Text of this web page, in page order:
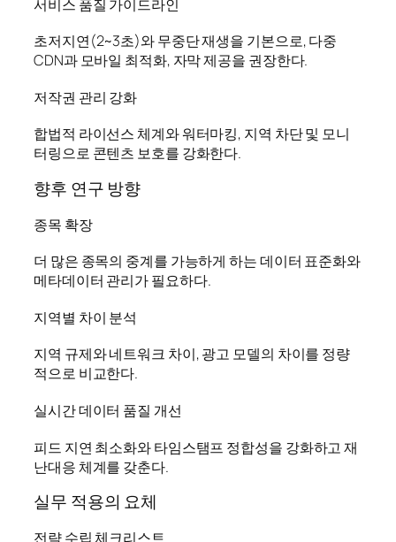
서비스 품질 가이드라인
초저지연(2~3초)와 무중단 재생을 기본으로, 다중
CDN과 모바일 최적화, 자막 제공을 권장한다.
저작권 관리 강화
합법적 라이선스 체계와 워터마킹, 지역 차단 및 모니
터링으로 콘텐츠 보호를 강화한다.
향후 연구 방향
종목 확장
더 많은 종목의 중계를 가능하게 하는 데이터 표준화와
메타데이터 관리가 필요하다.
지역별 차이 분석
지역 규제와 네트워크 차이, 광고 모델의 차이를 정량
적으로 비교한다.
실시간 데이터 품질 개선
피드 지연 최소화와 타임스탬프 정합성을 강화하고 재
난대응 체계를 갖춘다.
실무 적용의 요체
전략 수립 체크리스트